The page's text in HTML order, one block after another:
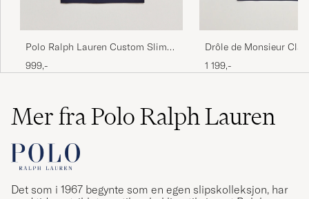
Polo Ralph Lauren Custom Slim
Fit Tee Ink
999,-
Drôle de Monsieur
T-Shirt Navy
1 199,-
Mer fra Polo Ralph Lauren
Det som i 1967 begynte som en egen slipskolleksjon, har